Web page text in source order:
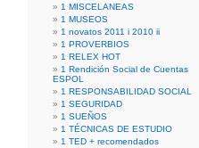
1 MISCELANEAS
1 MUSEOS
1 novatos 2011 i 2010 ii
1 PROVERBIOS
1 RELEX HOT
1 Rendición Social de Cuentas
ESPOL
1 RESPONSABILIDAD SOCIAL
1 SEGURIDAD
1 SUEÑOS
1 TÉCNICAS DE ESTUDIO
1 TED + recomendados